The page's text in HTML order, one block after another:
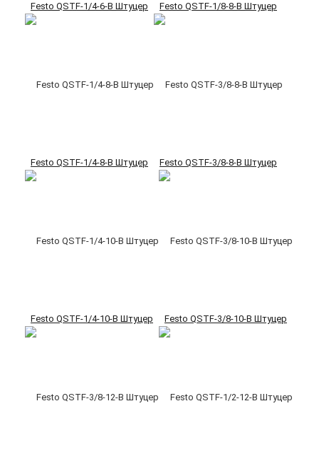
Festo QSTF-1/4-6-B Штуцер Festo QSTF-1/8-8-B Штуцер
Festo QSTF-1/4-8-B Штуцер Festo QSTF-3/8-8-B Штуцер
Festo QSTF-1/4-10-B Штуцер Festo QSTF-3/8-10-B Штуцер